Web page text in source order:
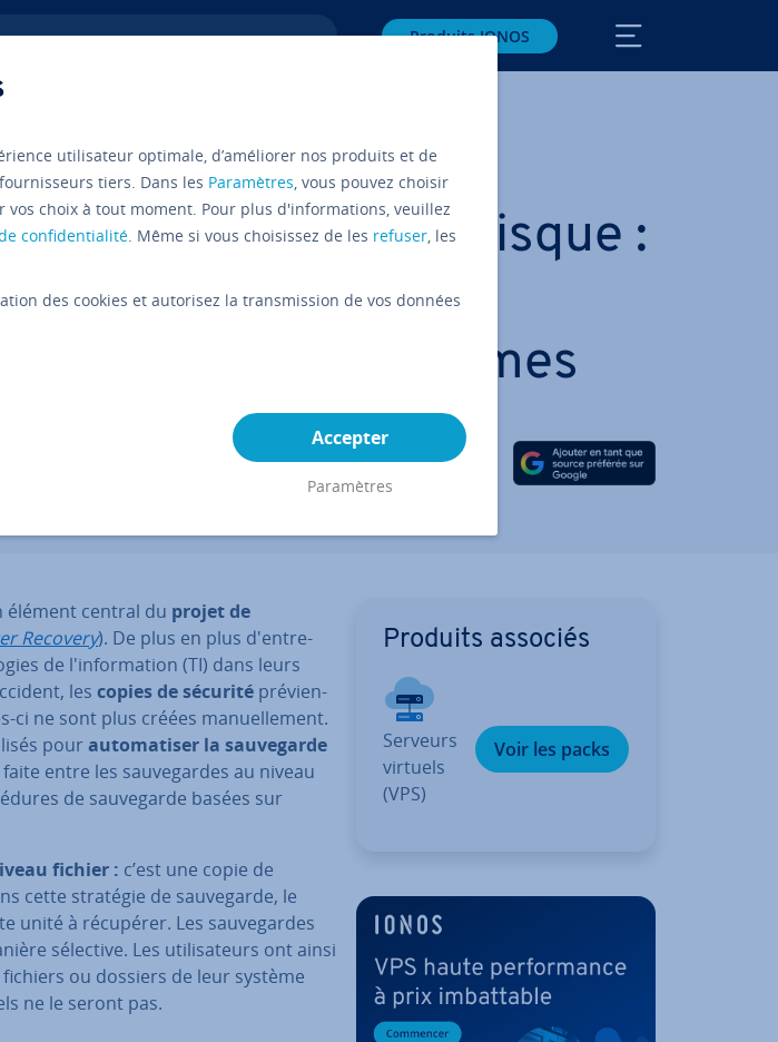
Produits IONOS
Outils d’image de disque :
com­pa­rai­son des
meilleurs pro­grammes
Partager sur Facebook
Partager sur Twitter
Partager sur LinkedIn
élément central du projet de
Recovery). De plus en plus d'en­tre­
de l'in­for­ma­tion (TI) dans leurs
les copies de sécurité pré­vien­
ci ne sont plus créées ma­nuel­le­ment.
pour au­to­ma­ti­ser la sau­ve­garde
entre les sau­ve­gardes au niveau
de sau­ve­garde basées sur
fichier : c’est une copie de
cette stratégie de sau­ve­garde, le
unité à récupérer. Les sau­ve­gardes
sélective. Les uti­li­sa­teurs ont ainsi
ou dossiers de leur système
ne le seront pas.
Produits associés
Serveurs
virtuels
(VPS)
Voir les packs
utilisateur optimale, d’améliorer nos produits et de
tiers. Dans les Paramètres, vous pouvez choisir
choix à tout moment. Pour plus d'informations, veuillez
confidentialité. Même si vous choisissez de les refuser, les
des cookies et autorisez la transmission de vos données
Accepter
Paramètres